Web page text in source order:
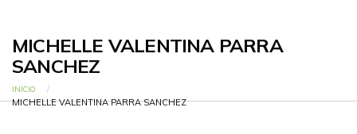
MICHELLE VALENTINA PARRA
SANCHEZ
Ruta de navegación
INICIO
CURRENT:
MICHELLE VALENTINA PARRA SANCHEZ